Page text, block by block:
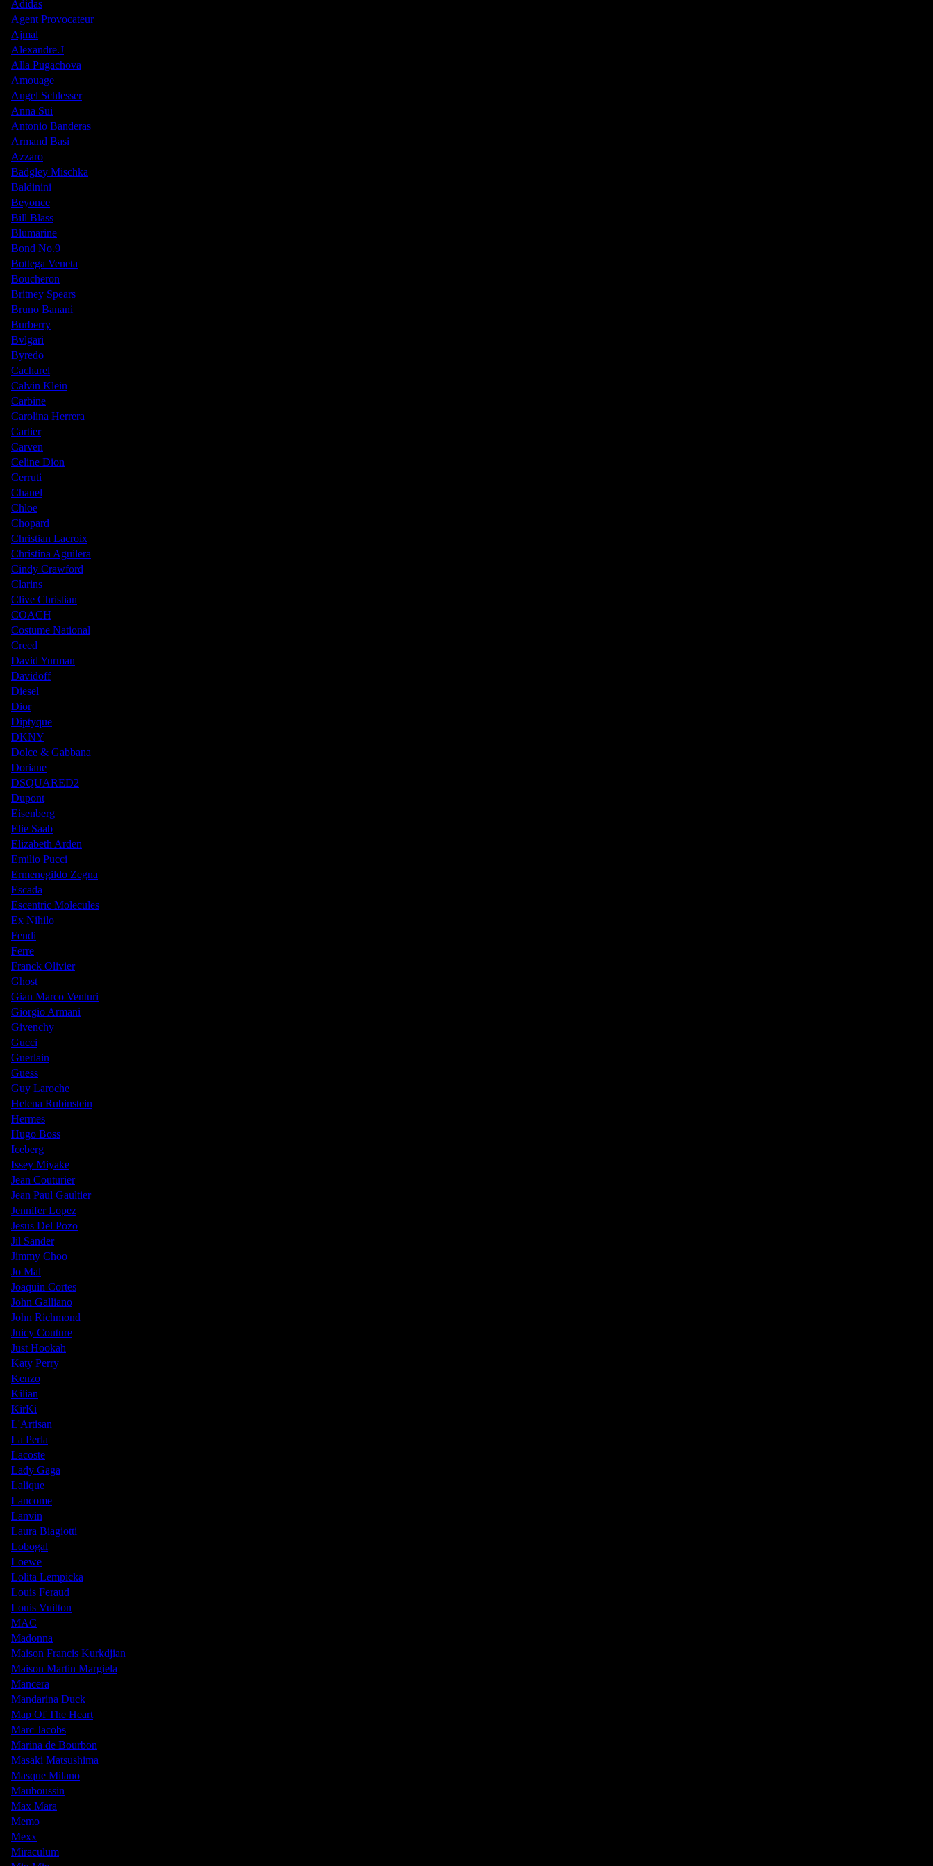
Adidas
Agent Provocateur
Ajmal
Alexandre.J
Alla Pugachova
Amouage
Angel Schlesser
Anna Sui
Antonio Banderas
Armand Basi
Azzaro
Badgley Mischka
Baldinini
Beyonce
Bill Blass
Blumarine
Bond No.9
Bottega Veneta
Boucheron
Britney Spears
Bruno Banani
Burberry
Bvlgari
Byredo
Cacharel
Calvin Klein
Carbine
Carolina Herrera
Cartier
Carven
Celine Dion
Cerruti
Chanel
Chloe
Chopard
Christian Lacroix
Christina Aguilera
Cindy Crawford
Clarins
Clive Christian
COACH
Costume National
Creed
David Yurman
Davidoff
Diesel
Dior
Diptyque
DKNY
Dolce & Gabbana
Doriane
DSQUARED2
Dupont
Eisenberg
Elie Saab
Elizabeth Arden
Emilio Pucci
Ermenegildo Zegna
Escada
Escentric Molecules
Ex Nihilo
Fendi
Ferre
Franck Olivier
Ghost
Gian Marco Venturi
Giorgio Armani
Givenchy
Gucci
Guerlain
Guess
Guy Laroche
Helena Rubinstein
Hermes
Hugo Boss
Iceberg
Issey Miyake
Jean Couturier
Jean Paul Gaultier
Jennifer Lopez
Jesus Del Pozo
Jil Sander
Jimmy Choo
Jo Mal
Joaquin Cortes
John Galliano
John Richmond
Juicy Couture
Just Hookah
Katy Perry
Kenzo
Kilian
KirKi
L'Artisan
La Perla
Lacoste
Lady Gaga
Lalique
Lancome
Lanvin
Laura Biagiotti
Lobogal
Loewe
Lolita Lempicka
Louis Feraud
Louis Vuitton
MAC
Madonna
Maison Francis Kurkdjian
Maison Martin Margiela
Mancera
Mandarina Duck
Map Of The Heart
Marc Jacobs
Marina de Bourbon
Masaki Matsushima
Masque Milano
Mauboussin
Max Mara
Memo
Mexx
Miraculum